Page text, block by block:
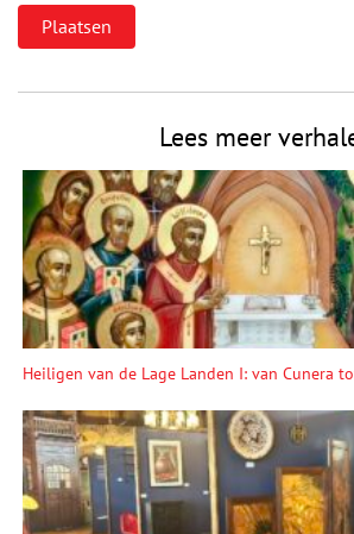
Lees meer
Heiligen van de Lage Landen I: van Cunera